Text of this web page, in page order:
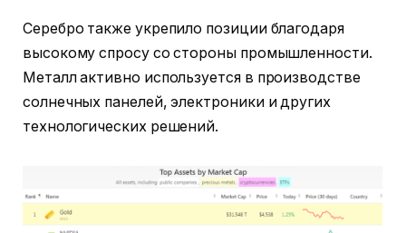
Серебро также укрепило позиции благодаря
высокому спросу со стороны промышленности.
Металл активно используется в производстве
солнечных панелей, электроники и других
технологических решений.